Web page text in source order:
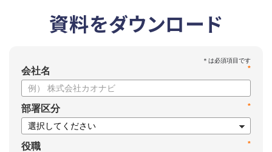
資料をダウンロード
*
会社名
*
部署区分
*
役職